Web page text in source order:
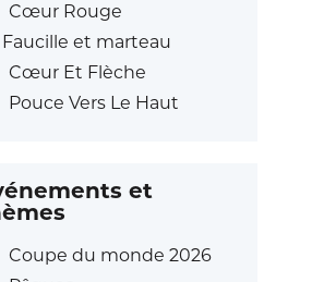
Cœur Rouge
Faucille et marteau
Cœur Et Flèche
Pouce Vers Le Haut
et
Coupe du monde 2026